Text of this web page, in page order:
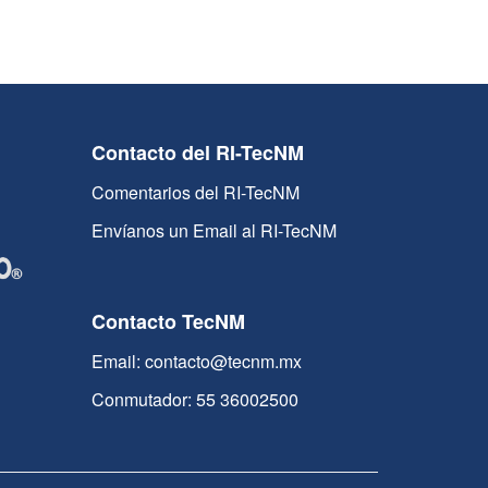
Contacto del RI-TecNM
Comentarios del RI-TecNM
Envíanos un Email al RI-TecNM
Contacto TecNM
Email: contacto@tecnm.mx
Conmutador: 55 36002500